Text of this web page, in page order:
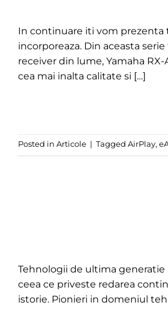
In continuare iti vom prezenta
incorporeaza. Din aceasta
receiver din lume, Yamaha
cea mai inalta calitate si […]
Posted in Articole | Tagged AirPlay,
Tehnologii de ultima
ceea ce priveste redarea
istorie. Pionieri in domeniul